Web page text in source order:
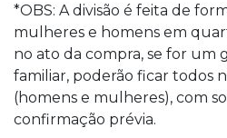
*OBS: A divisão é feita de
mulheres e homens em
no ato da compra, se for um
familiar, poderão ficar todos
(homens e mulheres), com
confirmação prévia.